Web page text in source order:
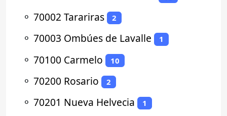
⚬ 70002 Tarariras 2
⚬ 70003 Ombúes de Lavalle 1
⚬ 70100 Carmelo 10
⚬ 70200 Rosario 2
⚬ 70201 Nueva Helvecia 1